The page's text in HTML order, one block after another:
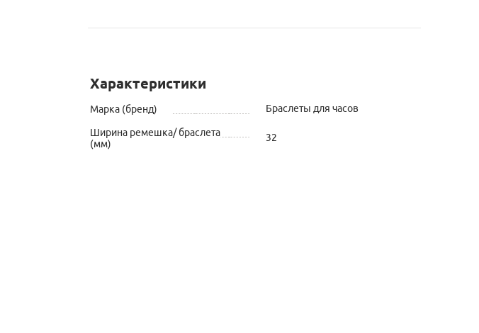
Характеристики
Марка (бренд) Браслеты для часов
Ширина ремешка/ браслета
(мм)
32